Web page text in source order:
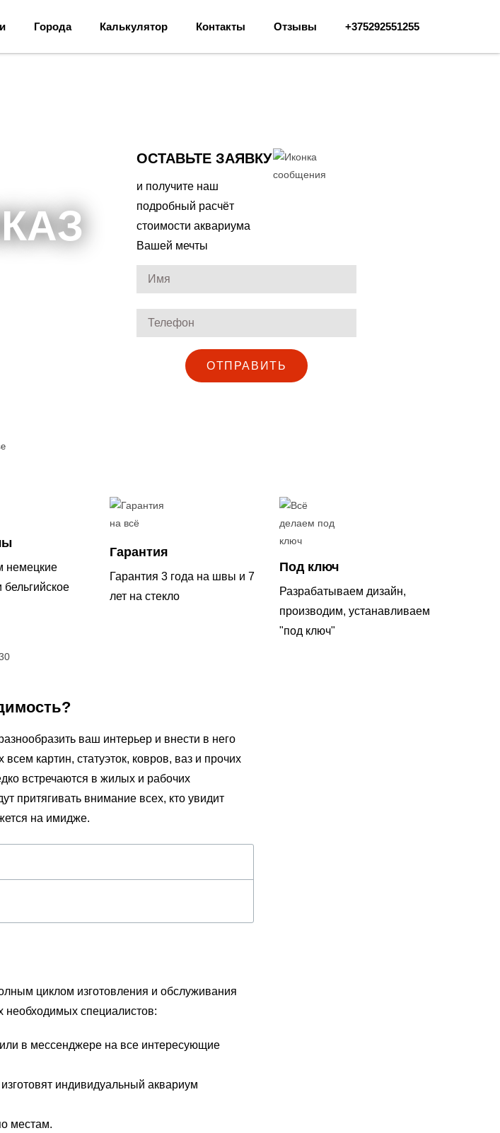
Города Калькулятор Контакты Отзывы +375292551255
ОСТАВЬТЕ ЗАЯВКУ
и получите наш
подробный расчёт
стоимости аквариума
Вашей мечты
ОТПРАВИТЬ
немецкие
бельгийское
Гарантия
Гарантия 3 года на швы и 7
лет на стекло
Под ключ
Разрабатываем дизайн,
производим, устанавливаем
"под ключ"
ваш интерьер и внести в него
картин, статуэток, ковров, ваз и прочих
встречаются в жилых и рабочих
притягивать внимание всех, кто увидит
на имидже.
циклом изготовления и обслуживания
необходимых специалистов:
в мессенджере на все интересующие
индивидуальный аквариум
местам.